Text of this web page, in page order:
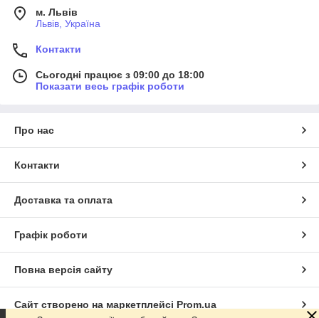
м. Львів
Львів, Україна
Контакти
Сьогодні працює з 09:00 до 18:00
Показати весь графік роботи
Про нас
Контакти
Доставка та оплата
Графік роботи
Повна версія сайту
Сайт створено на маркетплейсі Prom.ua